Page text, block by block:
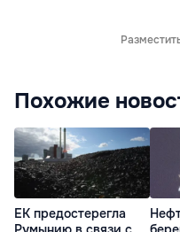
Похожие
ЕК предостерегла